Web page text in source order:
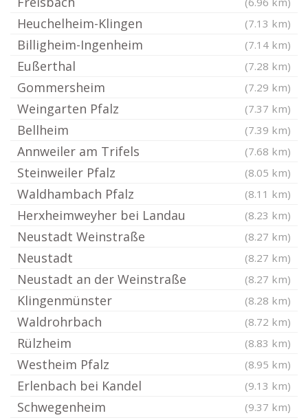
Heuchelheim-Klingen (7.13 km)
Billigheim-Ingenheim (7.14 km)
Eußerthal (7.28 km)
Gommersheim (7.29 km)
Weingarten Pfalz (7.37 km)
Bellheim (7.39 km)
Annweiler am Trifels (7.68 km)
Steinweiler Pfalz (8.05 km)
Waldhambach Pfalz (8.11 km)
Herxheimweyher bei Landau (8.23 km)
Neustadt Weinstraße (8.27 km)
Neustadt (8.27 km)
Neustadt an der Weinstraße (8.27 km)
Klingenmünster (8.28 km)
Waldrohrbach (8.72 km)
Rülzheim (8.83 km)
Westheim Pfalz (8.95 km)
Erlenbach bei Kandel (9.13 km)
Schwegenheim (9.37 km)